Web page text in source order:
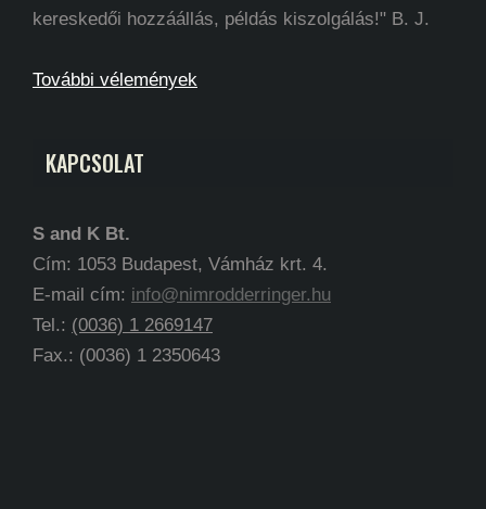
kereskedői hozzáállás, példás kiszolgálás!" B. J.
További vélemények
KAPCSOLAT
S and K Bt.
Cím: 1053 Budapest, Vámház krt. 4.
E-mail cím: info@nimrodderringer.hu
Tel.: (0036) 1 2669147
Fax.: (0036) 1 2350643